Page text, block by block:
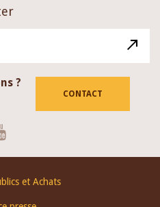
?
CONTACT
et Achats